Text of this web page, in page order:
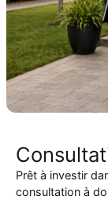
Prêt à investir
consultation à